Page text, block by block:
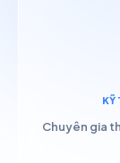
KỸ
Chuyên gia